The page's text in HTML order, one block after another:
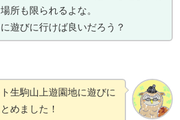
所も限られるよな。
遊びに行けば良いだろう？
生駒山上遊園地に遊びに
めました！